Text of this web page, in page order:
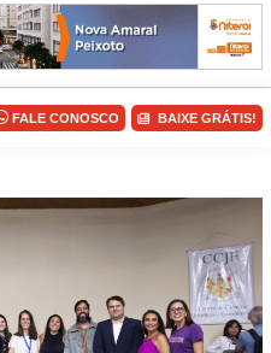
BAIXE GRÁTIS!
FALE CONOSCO